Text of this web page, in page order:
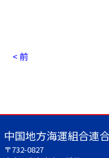
< 前
中国地方海運組合連
〒732-0827